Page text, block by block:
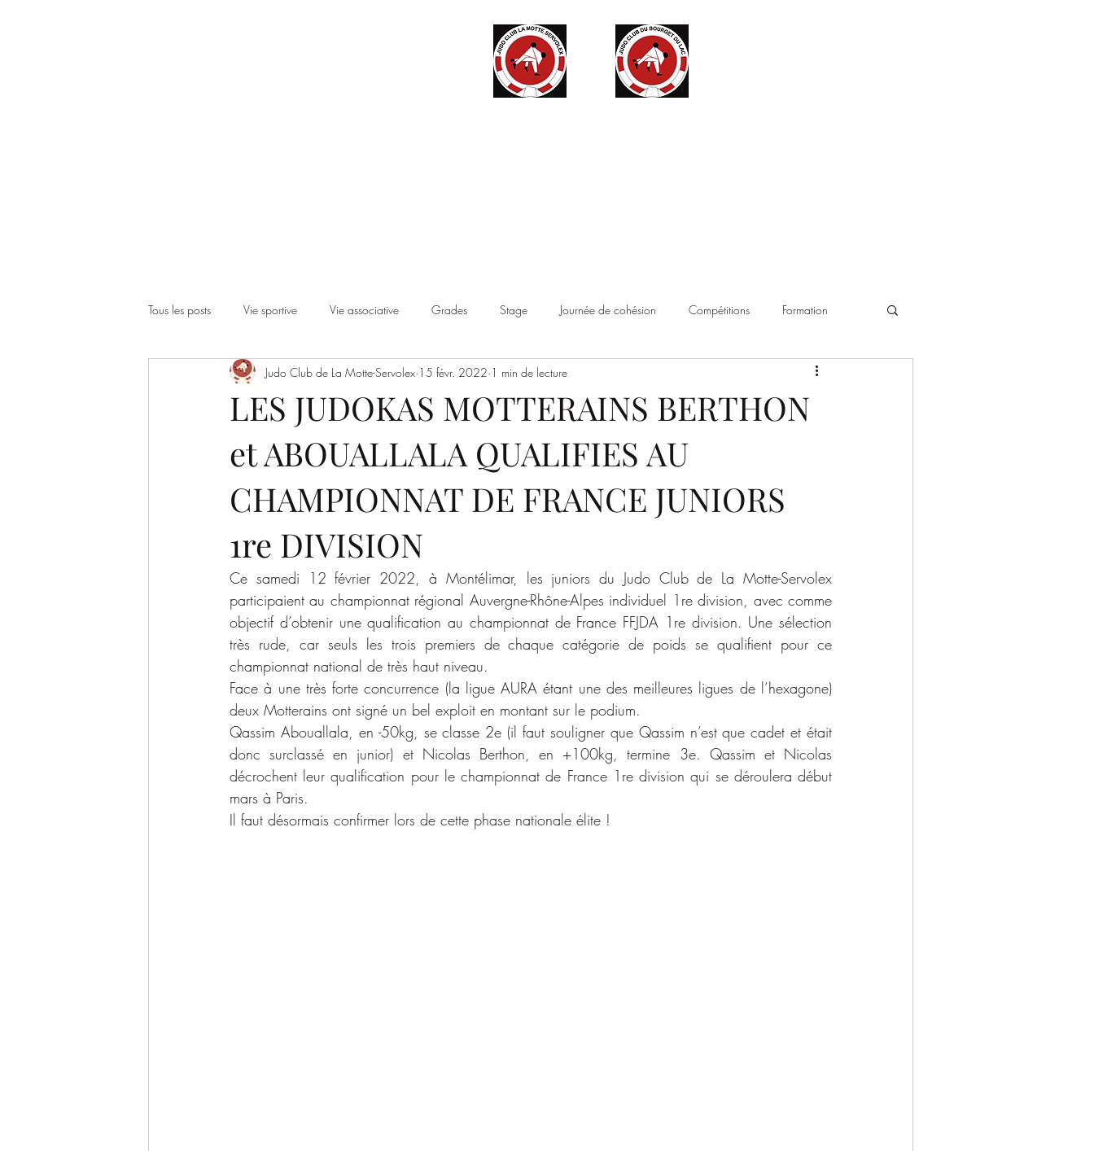
Tous les posts Vie sportive Vie associative Grades Stage Journée de cohésion Compétitions Formation
Evènement Saison 2022/2023 Entrainements Saison 2023/2024
SAISON 2026-2027
LES JUDOKAS MOTTERAINS BERTHON
et ABOUALLALA QUALIFIES AU
CHAMPIONNAT DE FRANCE JUNIORS
1re DIVISION
Judo Club de La Motte-Servolex 15 févr. 2022 1 min de lecture
Ce samedi 12 février 2022, à Montélimar, les juniors du Judo Club de La Motte-Servolex
participaient au championnat régional Auvergne-Rhône-Alpes individuel 1re division, avec comme
objectif d’obtenir une qualification au championnat de France FFJDA 1re division. Une sélection
très rude, car seuls les trois premiers de chaque catégorie de poids se qualifient pour ce
championnat national de très haut niveau.
Face à une très forte concurrence (la ligue AURA étant une des meilleures ligues de l’hexagone)
deux Motterains ont signé un bel exploit en montant sur le podium.
Qassim Abouallala, en -50kg, se classe 2e (il faut souligner que Qassim n’est que cadet et était
donc surclassé en junior) et Nicolas Berthon, en +100kg, termine 3e. Qassim et Nicolas
décrochent leur qualification pour le championnat de France 1re division qui se déroulera début
mars à Paris.
Il faut désormais confirmer lors de cette phase nationale élite !